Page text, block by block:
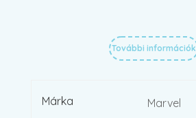
További információk
Márka Marvel